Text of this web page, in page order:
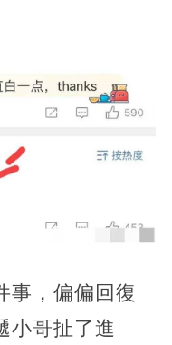
事，偏偏回復
小哥扯了進